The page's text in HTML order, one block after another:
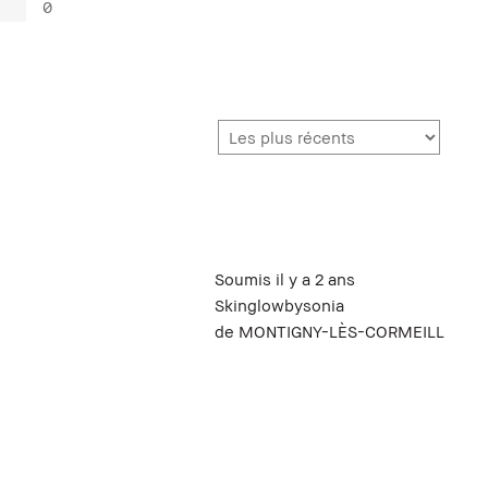
0
Soumis il y a 2 ans
Skinglowbysonia
de MONTIGNY-LÈS-CORMEILLES